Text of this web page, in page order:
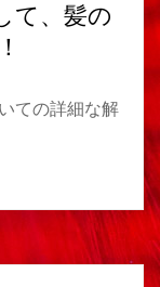
て、髪の
ての詳細な解